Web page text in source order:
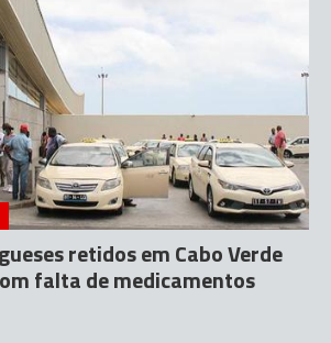
retidos em Cabo Verde
falta de medicamentos